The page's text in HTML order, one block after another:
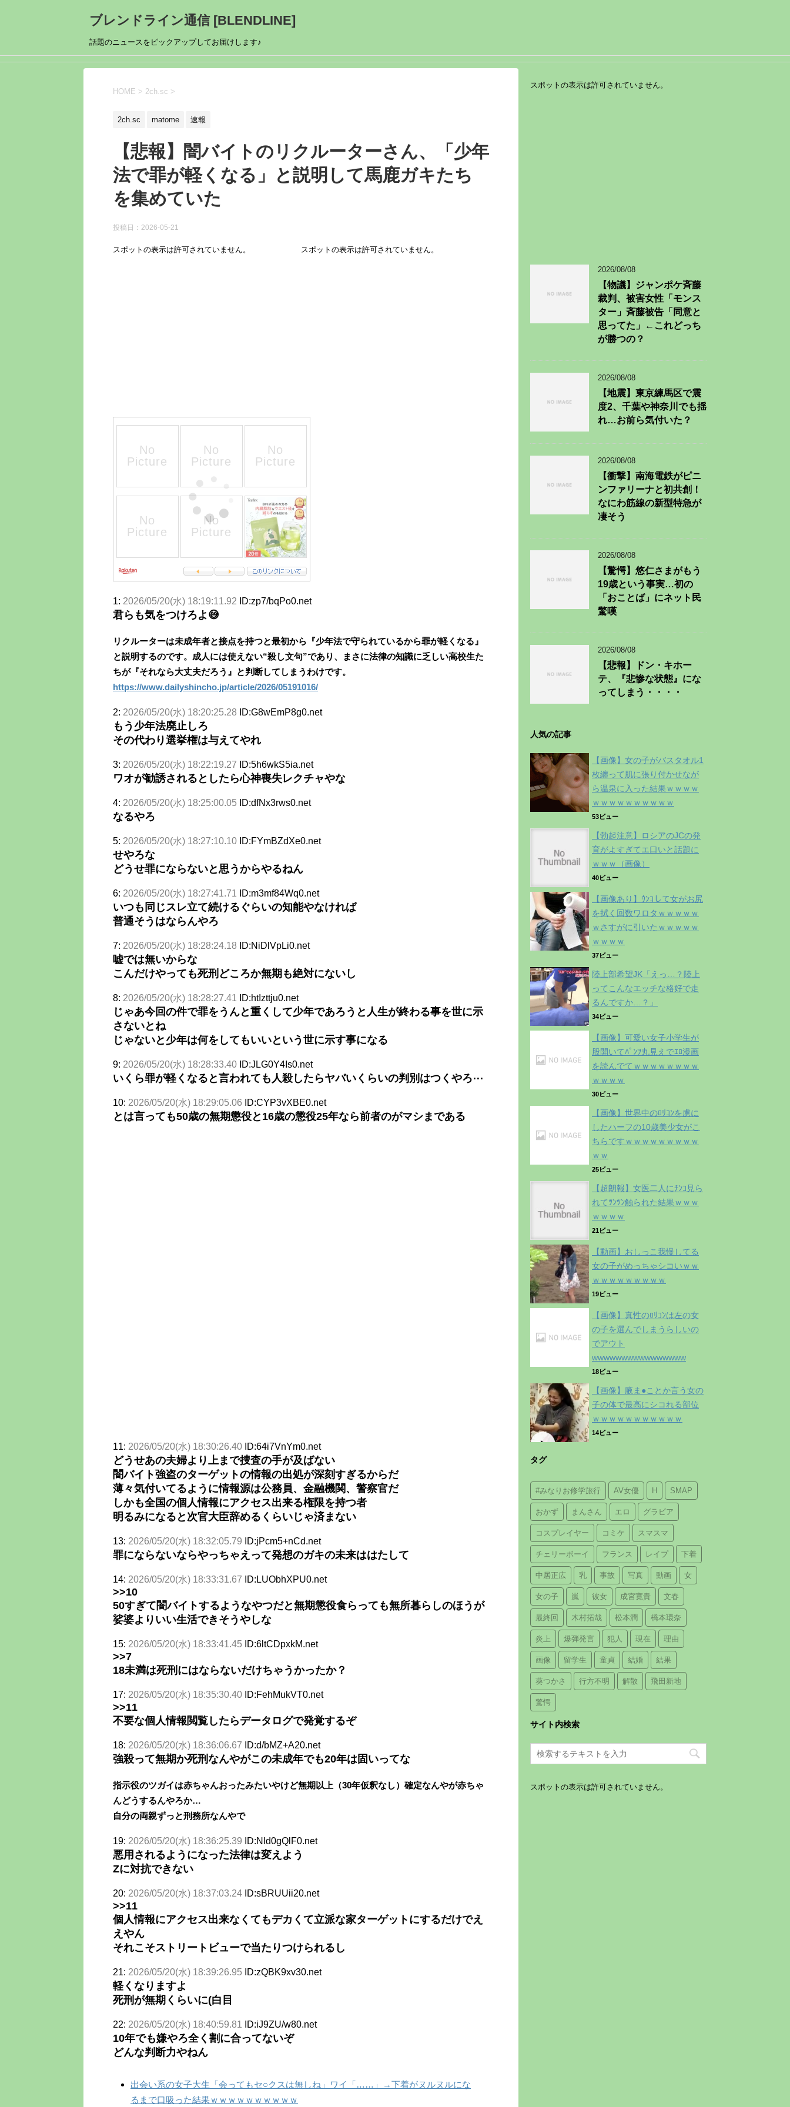
ブレンドライン通信 [BLENDLINE]
話題のニュースをピックアップしてお届けします♪
HOME > 2ch.sc >
2ch.sc matome 速報
【悲報】闇バイトのリクルーターさん、「少年
法で罪が軽くなる」と説明して馬鹿ガキたち
を集めていた
投稿日： 2026-05-21
1: 2026/05/20(水) 18:19:11.92 ID:zp7/bqPo0.net
君らも気をつけろよ😅
リクルーターは未成年者と接点を持つと最初から『少年法で守られているから罪が軽くなる』
と説明するのです。成人には使えない“殺し文句”であり、まさに法律の知識に乏しい高校生た
ちが『それなら大丈夫だろう』と判断してしまうわけです。
https://www.dailyshincho.jp/article/2026/05191016/
2: 2026/05/20(水) 18:20:25.28 ID:G8wEmP8g0.net
もう少年法廃止しろ
その代わり選挙権は与えてやれ
3: 2026/05/20(水) 18:22:19.27 ID:5h6wkS5ia.net
ワオが勧誘されるとしたら心神喪失レクチャやな
4: 2026/05/20(水) 18:25:00.05 ID:dfNx3rws0.net
なるやろ
5: 2026/05/20(水) 18:27:10.10 ID:FYmBZdXe0.net
せやろな
どうせ罪にならないと思うからやるねん
6: 2026/05/20(水) 18:27:41.71 ID:m3mf84Wq0.net
いつも同じスレ立て続けるぐらいの知能やなければ
普通そうはならんやろ
7: 2026/05/20(水) 18:28:24.18 ID:NiDlVpLi0.net
嘘では無いからな
こんだけやっても死刑どころか無期も絶対にないし
8: 2026/05/20(水) 18:28:27.41 ID:htIzttju0.net
じゃあ今回の件で罪をうんと重くして少年であろうと人生が終わる事を世に示
さないとね
じゃないと少年は何をしてもいいという世に示す事になる
9: 2026/05/20(水) 18:28:33.40 ID:JLG0Y4Is0.net
いくら罪が軽くなると言われても人殺したらヤバいくらいの判別はつくやろ⋯
10: 2026/05/20(水) 18:29:05.06 ID:CYP3vXBE0.net
とは言っても50歳の無期懲役と16歳の懲役25年なら前者のがマシまである
11: 2026/05/20(水) 18:30:26.40 ID:64i7VnYm0.net
どうせあの夫婦より上まで捜査の手が及ばない
闇バイト強盗のターゲットの情報の出処が深刻すぎるからだ
薄々気付いてるように情報源は公務員、金融機関、警察官だ
しかも全国の個人情報にアクセス出来る権限を持つ者
明るみになると次官大臣辞めるくらいじゃ済まない
13: 2026/05/20(水) 18:32:05.79 ID:jPcm5+nCd.net
罪にならないならやっちゃえって発想のガキの未来ははたして
14: 2026/05/20(水) 18:33:31.67 ID:LUObhXPU0.net
>>10
50すぎて闇バイトするようなやつだと無期懲役食らっても無所暮らしのほうが
娑婆よりいい生活できそうやしな
15: 2026/05/20(水) 18:33:41.45 ID:6ltCDpxkM.net
>>7
18未満は死刑にはならないだけちゃうかったか？
17: 2026/05/20(水) 18:35:30.40 ID:FehMukVT0.net
>>11
不要な個人情報閲覧したらデータログで発覚するぞ
18: 2026/05/20(水) 18:36:06.67 ID:d/bMZ+A20.net
強殺って無期か死刑なんやがこの未成年でも20年は固いってな
指示役のツガイは赤ちゃんおったみたいやけど無期以上（30年仮釈なし）確定なんやが赤ちゃ
んどうするんやろか…
自分の両親ずっと刑務所なんやで
19: 2026/05/20(水) 18:36:25.39 ID:Nld0gQlF0.net
悪用されるようになった法律は変えよう
Zに対抗できない
20: 2026/05/20(水) 18:37:03.24 ID:sBRUUii20.net
>>11
個人情報にアクセス出来なくてもデカくて立派な家ターゲットにするだけでえ
えやん
それこそストリートビューで当たりつけられるし
21: 2026/05/20(水) 18:39:26.95 ID:zQBK9xv30.net
軽くなりますよ
死刑が無期くらいに(白目
22: 2026/05/20(水) 18:40:59.81 ID:iJ9ZU/w80.net
10年でも嫌やろ全く割に合ってないぞ
どんな判断力やねん
出会い系の女子大生「会ってもセ○クスは無しね」ワイ「……」→下着がヌルヌルにな
るまで口吸った結果ｗｗｗｗｗｗｗｗｗｗ
2026/08/08
【物議】ジャンポケ斉藤
裁判、被害女性「モンス
ター」斉藤被告「同意と
思ってた」←これどっち
が勝つの？
2026/08/08
【地震】東京練馬区で震
度2、千葉や神奈川でも揺
れ…お前ら気付いた？
2026/08/08
【衝撃】南海電鉄がピニ
ンファリーナと初共創！
なにわ筋線の新型特急が
凄そう
2026/08/08
【驚愕】悠仁さまがもう
19歳という事実…初の
「おことば」にネット民
驚嘆
2026/08/08
【悲報】ドン・キホー
テ、『悲惨な状態』にな
ってしまう・・・・
人気の記事
【画像】女の子がバスタオル1
枚纏って肌に張り付かせなが
ら温泉に入った結果ｗｗｗｗ
ｗｗｗｗｗｗｗｗｗｗ
53ビュー
【勃起注意】ロシアのJCの発
育がよすぎてエ口いと話題に
ｗｗｗ（画像）
40ビュー
【画像あり】ｳﾝｺして女がお尻
を拭く回数ワロタｗｗｗｗｗ
ｗさすがに引いたｗｗｗｗｗ
ｗｗｗｗ
37ビュー
陸上部希望JK「えっ…？陸上
ってこんなエッチな格好で走
るんですか…？」
34ビュー
【画像】可愛い女子小学生が
股開いてﾊﾟﾝﾂ丸見えでｴﾛ漫画
を読んでてｗｗｗｗｗｗｗｗ
ｗｗｗｗ
30ビュー
【画像】世界中のﾛﾘｺﾝを虜に
したハーフの10歳美少女がこ
ちらですｗｗｗｗｗｗｗｗｗ
ｗｗ
25ビュー
【超朗報】女医二人にﾁﾝｺ見ら
れてﾂﾝﾂﾝ触られた結果ｗｗｗ
ｗｗｗｗ
21ビュー
【動画】おしっこ我慢してる
女の子がめっちゃシコいｗｗ
ｗｗｗｗｗｗｗｗｗ
19ビュー
【画像】真性のﾛﾘｺﾝは左の女
の子を選んでしまうらしいの
でアウト
wwwwwwwwwwwwwwww
18ビュー
【画像】腋ま●ことか言う女の
子の体で最高にシコれる部位
ｗｗｗｗｗｗｗｗｗｗｗ
14ビュー
タグ
#みなりお修学旅行 AV女優 H SMAP
おかず まんさん エロ グラビア
コスプレイヤー コミケ スマスマ
チェリーボーイ フランス レイプ 下着
中居正広 乳 事故 写真 動画 女
女の子 嵐 彼女 成宮寛貴 文春
最終回 木村拓哉 松本潤 橋本環奈
炎上 爆弾発言 犯人 現在 理由
画像 留学生 童貞 結婚 結果
葵つかさ 行方不明 解散 飛田新地
驚愕
サイト内検索